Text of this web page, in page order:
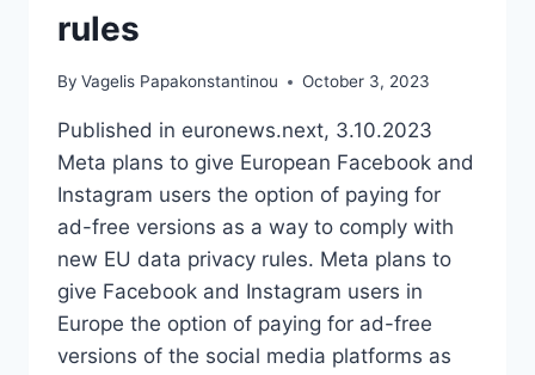
rules
By Vagelis Papakonstantinou October 3, 2023
Published in euronews.next, 3.10.2023
Meta plans to give European Facebook and
Instagram users the option of paying for
ad-free versions as a way to comply with
new EU data privacy rules. Meta plans to
give Facebook and Instagram users in
Europe the option of paying for ad-free
versions of the social media platforms as